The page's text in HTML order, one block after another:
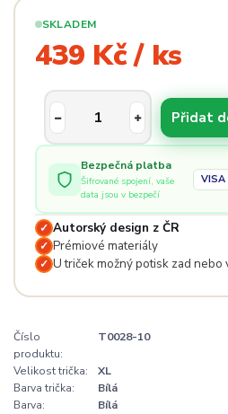
SKLADEM
439 Kč / ks
Přidat
Bezpečná platba
Šifrované spojení, vaše
data jsou v bezpečí
VISA
✓ Autorský design z ČR
✓ Prémiové materiály
✓ U triček možný potisk zad nebo
Číslo
produktu:
T0028-10
Velikost trička:
XL
Barva trička:
Bílá
Barva:
Bílá